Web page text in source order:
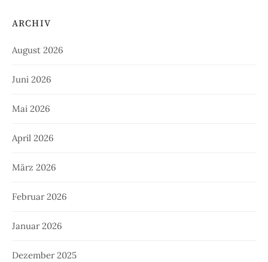
ARCHIV
August 2026
Juni 2026
Mai 2026
April 2026
März 2026
Februar 2026
Januar 2026
Dezember 2025